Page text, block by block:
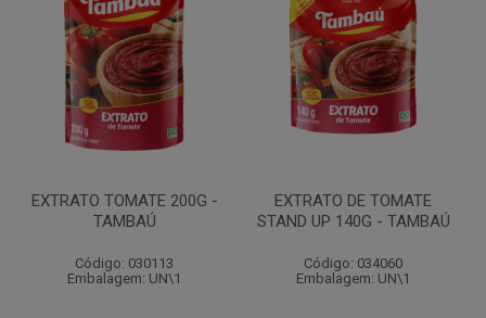
EXTRATO TOMATE 200G -
TAMBAÚ
Código: 030113
Embalagem: UN\1
EXTRATO DE TOMATE
STAND UP 140G - TAMBAÚ
Código: 034060
Embalagem: UN\1